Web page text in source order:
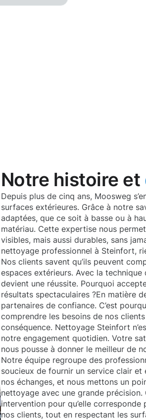
Notre histoire et
Depuis plus de cinq ans, Moosweg
surfaces extérieures. Grâce à notre
adaptées, que ce soit à basse ou à
matériau. Cette expertise nous
visibles, mais aussi durables, sans
nettoyage professionnel à Steinfort,
Nos clients savent qu’ils peuvent
espaces extérieurs. Avec la
devient une réussite. Pourquoi
résultats spectaculaires ?En matière
partenaires de confiance. C’est
comprendre les besoins de nos
conséquence. Nettoyage Steinfort
notre engagement quotidien. Votre
nous pousse à donner le meilleur de
Notre équipe regroupe des
soucieux de fournir un service clair
nos échanges, et nous mettons un
nettoyage avec une grande
intervention pour qu’elle
nos clients, tout en respectant les